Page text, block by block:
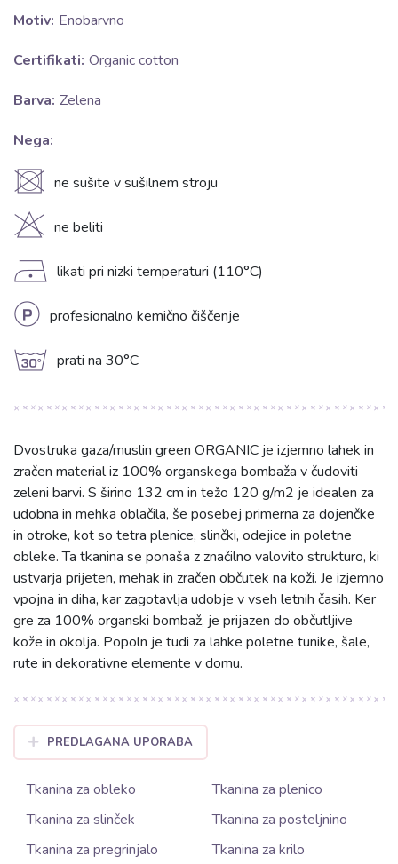
Motiv: Enobarvno
Certifikati: Organic cotton
Barva: Zelena
Nega:
U ne sušite v sušilnem stroju
H ne beliti
D likati pri nizki temperaturi (110°C)
L profesionalno kemično čiščenje
g prati na 30°C
Dvostruka gaza/muslin green ORGANIC je izjemno lahek in
zračen material iz 100% organskega bombaža v čudoviti
zeleni barvi. S širino 132 cm in težo 120 g/m2 je idealen za
udobna in mehka oblačila, še posebej primerna za dojenčke
in otroke, kot so tetra plenice, slinčki, odejice in poletne
obleke. Ta tkanina se ponaša z značilno valovito strukturo, ki
ustvarja prijeten, mehak in zračen občutek na koži. Je izjemno
vpojna in diha, kar zagotavlja udobje v vseh letnih časih. Ker
gre za 100% organski bombaž, je prijazen do občutljive
kože in okolja. Popoln je tudi za lahke poletne tunike, šale,
rute in dekorativne elemente v domu.
PREDLAGANA UPORABA
Tkanina za obleko
Tkanina za plenico
Tkanina za slinček
Tkanina za posteljnino
Tkanina za pregrinjalo
Tkanina za krilo